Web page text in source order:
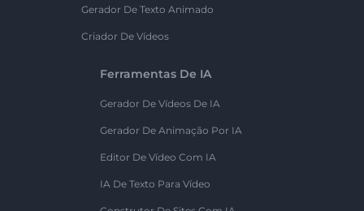
Gerador De Texto Animado
Criador De Vídeos
Ferramentas De IA
Gerador De Vídeos De IA
Gerador De Animação Por IA
Editor De Vídeo Com IA
IA De Texto Para Vídeo